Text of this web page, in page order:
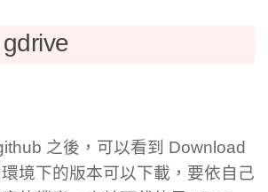
之後，可以看到 Download
境下的版本可以下載，要依自己